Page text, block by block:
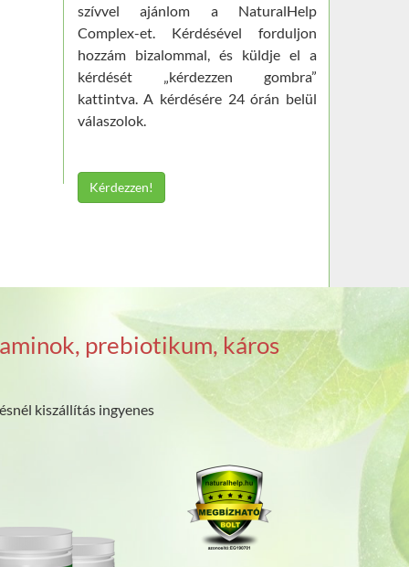
szívvel ajánlom a NaturalHelp
Complex-et. Kérdésével forduljon
hozzám bizalommal, és küldje el a
kérdését „kérdezzen gombra”
kattintva. A kérdésére 24 órán belül
válaszolok.
Kérdezzen!
prebiotikum, káros
kiszállítás ingyenes